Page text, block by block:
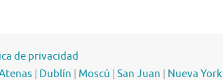
de privacidad
| Dublín | Moscú | San Juan | Nueva York